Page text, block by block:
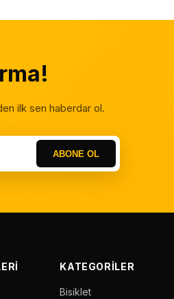
ilk sen haberdar ol.
ABONE OL
KATEGORILER
Bisiklet